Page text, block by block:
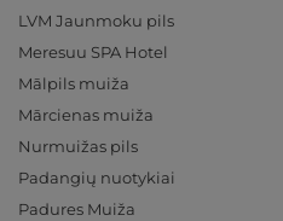
LVM Jaunmoku pils
Meresuu SPA Hotel
Mālpils muiža
Mārcienas muiža
Nurmuižas pils
Padangių nuotykiai
Padures Muiža